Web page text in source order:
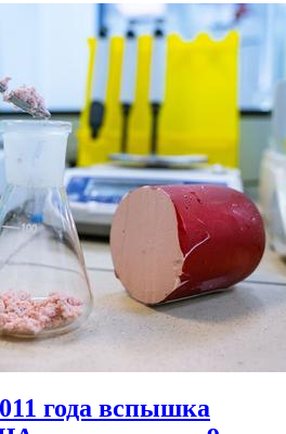
года вспышка